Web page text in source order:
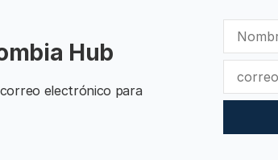
Hub
electrónico para